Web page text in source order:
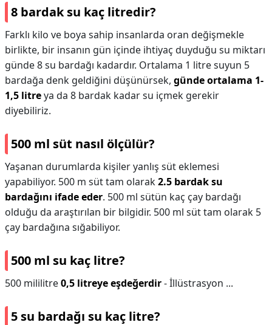
8 bardak su kaç litredir?
Farklı kilo ve boya sahip insanlarda oran değişmekle
birlikte, bir insanın gün içinde ihtiyaç duyduğu su miktarı
günde 8 su bardağı kadardır. Ortalama 1 litre suyun 5
bardağa denk geldiğini düşünürsek, günde ortalama 1-
1,5 litreya da 8 bardak kadar su içmek gerekir
diyebiliriz.
500 ml süt nasıl ölçülür?
Yaşanan durumlarda kişiler yanlış süt eklemesi
yapabiliyor. 500 m süt tam olarak2.5 bardak su
bardağını ifade eder. 500 ml sütün kaç çay bardağı
olduğu da araştırılan bir bilgidir. 500 ml süt tam olarak 5
çay bardağına sığabiliyor.
500 ml su kaç litre?
500 mililitre0,5 litreye eşdeğerdir- İllüstrasyon ...
5 su bardağı su kaç litre?